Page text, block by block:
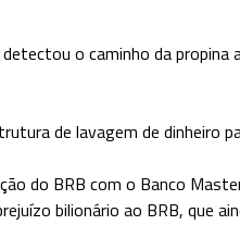
o caminho da
de lavagem de dinheiro
do BRB com o Banco
bilionário ao BRB, que